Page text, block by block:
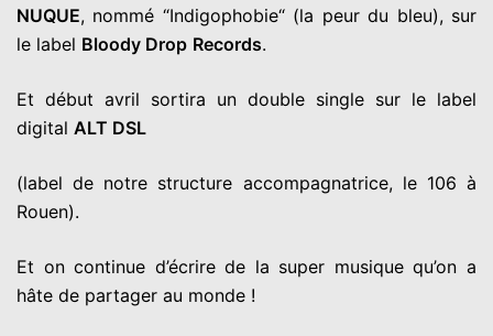
NUQUE, nommé “Indigophobie“ (la peur du bleu), sur
le label Bloody Drop Records.
Et début avril sortira un double single sur le label
digital ALT DSL
(label de notre structure accompagnatrice, le 106 à
Rouen).
Et on continue d’écrire de la super musique qu’on a
hâte de partager au monde !